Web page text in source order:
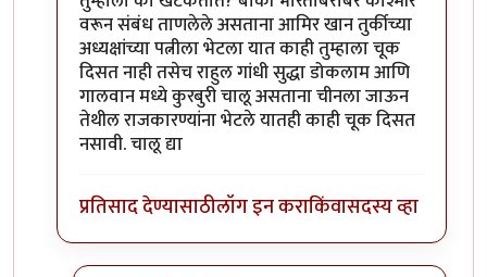
वरून संबंध ताणलेले असताना आमिर खान तुर्कीच्या
अध्यक्षांच्या पत्नीला भेटला यात काही तुम्हाला चूक
दिसत नाही तसेच राहुल गांधी सुद्धा डोकलाम आणि
गालवान मध्ये कुरबुरी चालू असताना चीनला जाऊन
तेथील राजकारण्यांना भेटले यातही काही चूक दिसत
नसावी. चालू द्या
प्रतिसाद देण्यासाठीलॉग इन कराकिंवासदस्य व्हा